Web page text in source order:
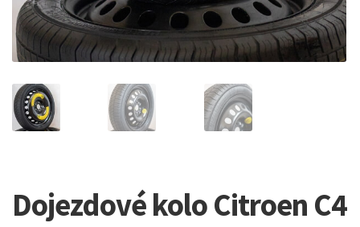
Dojezdové kolo Citroen C4